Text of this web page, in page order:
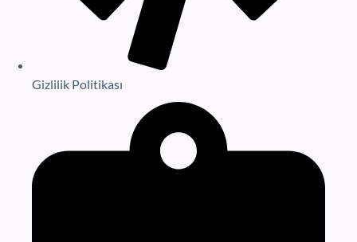
Gizlilik Politikası